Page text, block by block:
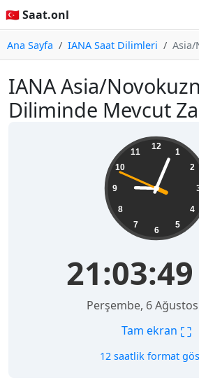
🇹🇷 Saat.onl
Ana Sayfa IANA Saat Dilimleri Asia/
IANA Asia/
Diliminde Mevcut
12
1
2
4
5
6
7
8
9
10
11
21:03:49
Perşembe, 6
Tam ekran ⛶
12 saatlik format